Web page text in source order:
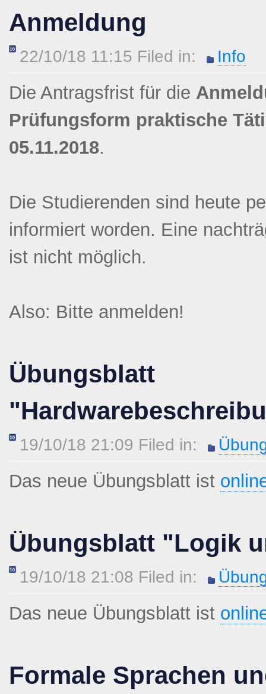
Anmeldung
22/10/18 11:15 Filed in: Info
Die Antragsfrist für die
Prüfungsform praktische
05.11.2018.
Die Studierenden sind heute
informiert worden. Eine
ist nicht möglich.
Also: Bitte anmelden!
Übungsblatt
19/10/18 21:09 Filed in:
Das neue Übungsblatt ist
Übungsblatt "Logik
19/10/18 21:08 Filed in:
Das neue Übungsblatt ist
Formale Sprachen